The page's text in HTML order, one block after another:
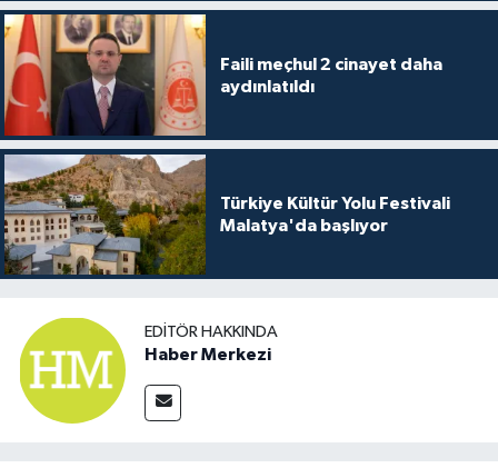
Faili meçhul 2 cinayet daha
aydınlatıldı
Türkiye Kültür Yolu Festivali
Malatya'da başlıyor
EDITÖR HAKKINDA
Haber Merkezi